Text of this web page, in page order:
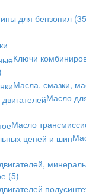
для бензопил
Ключи
Масла, смазки,
Масло
Масло
(5)